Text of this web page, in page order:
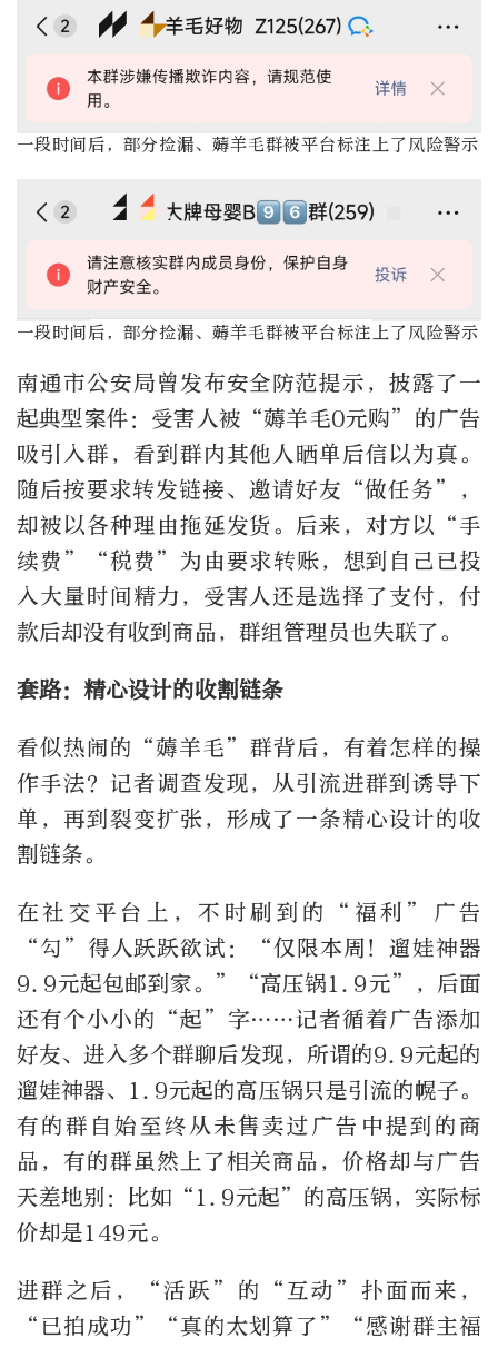
一段时间后，部分捡漏、薅羊毛群被平台标注上了风险警示
一段时间后，部分捡漏、薅羊毛群被平台标注上了风险警示
南通市公安局曾发布安全防范提示，披露了一
起典型案件：受害人被 “薅羊毛0元购” 的广告
吸引入群，看到群内其他人晒单后信以为真。
随后按要求转发链接、邀请好友 “做任务”
，
却被以各种理由拖延发货。后来，对方以 “手
续费 ”“税费” 为由要求转账，想到自己已投
入大量时间精力，受害人还是选择了支付，付
款后却没有收到商品，群组管理员也失联了。
套路：精心设计的收割链条
看似热闹的“薅羊毛”群背后，有着怎样的操
作手法？记者调查发现，从引流进群到诱导下
单，再到裂变扩张，形成了一条精心设计的收
割链条。
在社交平台上，不时刷到的 “ 福利 ”
广告
“勾 ” 得人跃跃欲试： “仅限本周！遛娃神器
9.9元起包邮到家。 ”“高压锅1.9元”
，后面
还有个小小的
“起”字……记者循着广告添加
好友、进入多个群聊后发现，所谓的9.9元起的
遛娃神器、
1.9元起的高压锅只是引流的幌子。
有的群自始至终从未售卖过广告中提到的商
品，有的群虽然上了相关商品，价格却与广告
天差地别：比如 “1.9元起” 的高压锅，实际标
价却是149元。
进群之后， “活跃 ”
的“互动”扑面而来，
“ 已拍成功”“真的太划算了 ”“感谢群主福